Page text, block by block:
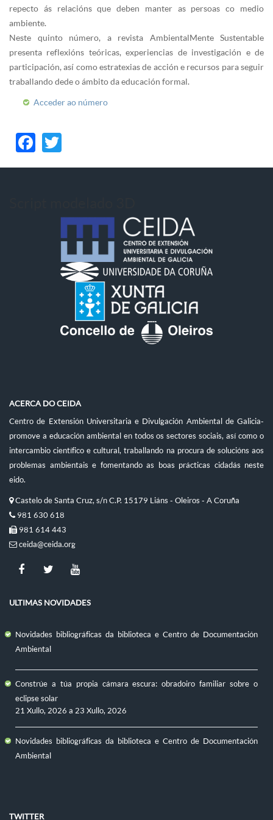
repecto ás relacións que deben manter as persoas co medio
ambiente.
Neste quinto número, a revista AmbientalMente Sustentable
presenta reflexións teóricas, experiencias de investigación e de
participación, así como estratexias de acción e recursos para seguir
traballando dede o ámbito da educación formal.
Acceder ao número
Facebook
ACERCA DO CEIDA
Centro de Extensión Universitaria e Divulgación Ambiental de Galicia-
promove a educación ambiental en todos os sectores sociais, así como o
intercambio científico e cultural, traballando na procura de solucións aos
problemas ambientais e fomentando as boas prácticas cidadás neste
eido.
Castelo de Santa Cruz, s/n C.P. 15179 Liáns - Oleiros - A Coruña
981 630 618
981 614 443
ceida@ceida.org
ULTIMAS NOVIDADES
Novidades bibliográficas da biblioteca e Centro de Documentación
Ambiental
Constrúe a túa propia cámara escura: obradoiro familiar sobre o
eclipse solar
21 Xullo, 2026 a 23 Xullo, 2026
Novidades bibliográficas da biblioteca e Centro de Documentación
Ambiental
TWITTER